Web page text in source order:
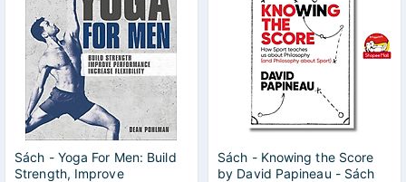
Sách - Yoga For Men: Build
Strength, Improve
Sách - Knowing the Score
by David Papineau - Sách